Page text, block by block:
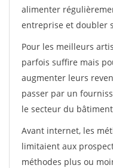
alimenter
entreprise et doubler
Pour les meilleurs
parfois suffire mais
augmenter leurs
passer par un
le secteur du
Avant internet, les
limitaient aux
méthodes plus ou